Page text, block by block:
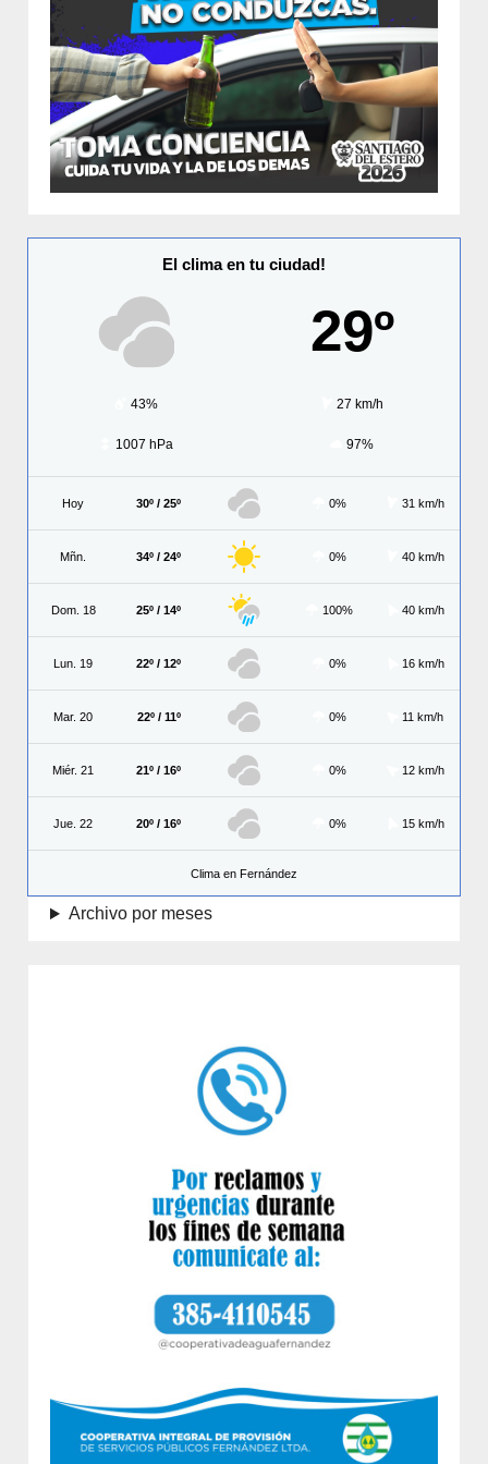
El clima en tu ciudad!
29º
43% 27 km/h
1007 hPa 97%
Hoy 30º / 25º 0% 31 km/h
Mñn. 34º / 24º 0% 40 km/h
Dom. 18 25º / 14º 100% 40 km/h
Lun. 19 22º / 12º 0% 16 km/h
Mar. 20 22º / 11º 0% 11 km/h
Miér. 21 21º / 16º 0% 12 km/h
Jue. 22 20º / 16º 0% 15 km/h
Clima en Fernández
Archivo por meses